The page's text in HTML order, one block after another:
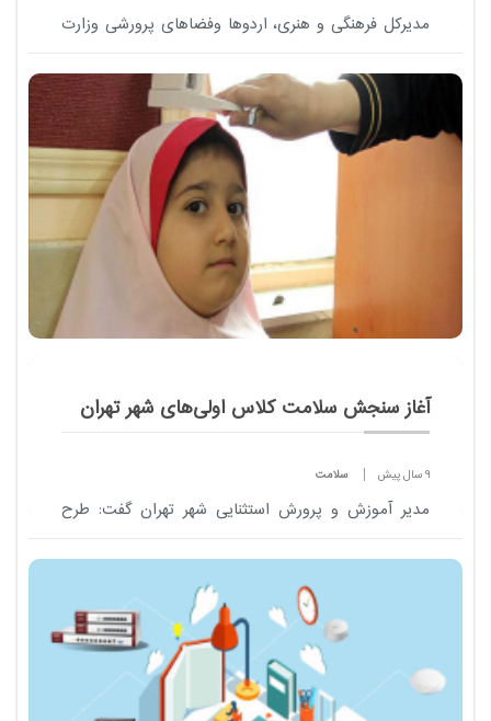
مدیرکل فرهنگی و هنری، اردوها وفضاهای پرورشی وزارت
فراغت خبرداد.
آغاز سنجش سلامت کلاس ‌اولی‌های شهر تهران
9 سال پیش سلامت
مدیر آموزش و پرورش استثنایی شهر تهران گفت: طرح
دبستان تهران در 48 پایگاه سنجش آغاز شده است.